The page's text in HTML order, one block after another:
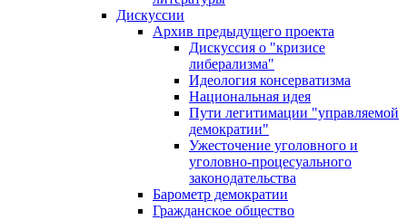
Дискуссии
Архив предыдущего проекта
Дискуссия о "кризисе
либерализма"
Идеология консерватизма
Национальная идея
Пути легитимации "управляемой
демократии"
Ужесточение уголовного и
уголовно-процесуального
законодательства
Барометр демократии
Гражданское общество